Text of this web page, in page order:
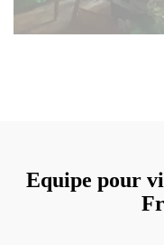
Equipe pour